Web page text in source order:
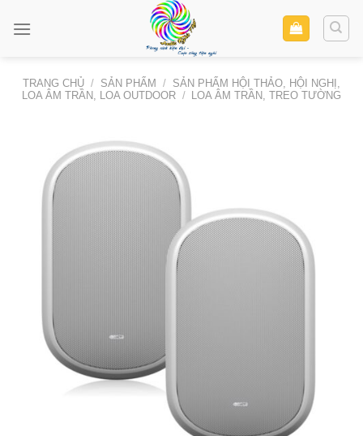
TRANG CHỦ / SẢN PHẨM /
SẢN PHẨM HỘI THẢO, HỘI NGHỊ,
LOA ÂM TRẦN, LOA OUTDOOR / LOA ÂM TRẦN, TREO TƯỜNG